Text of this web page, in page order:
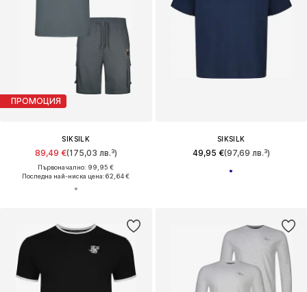
ПРОМОЦИЯ
SIKSILK
89,49 €(175,03 лв.³)
Първоначално: 99,95 €
Последна най-ниска цена:62,64 €
SIKSILK
49,95 €(97,69 лв.³)